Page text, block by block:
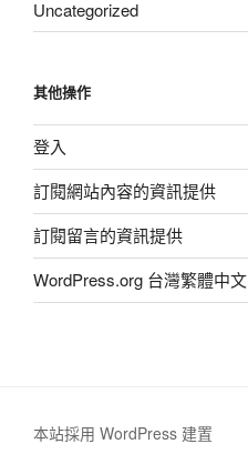
Uncategorized
其他操作
登入
訂閱網站內容的資訊提供
訂閱留言的資訊提供
WordPress.org 台灣繁體中文
本站採用 WordPress 建置